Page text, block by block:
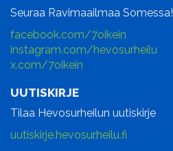
Seuraa Ravimaailmaa Somessa!
facebook.com/7oikein
instagram.com/hevosurheilu
x.com/7oikein
UUTISKIRJE
Tilaa Hevosurheilun uutiskirje
uutiskirje.hevosurheilu.fi